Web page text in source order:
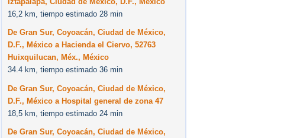
16,2 km, tiempo estimado 28 min
De Gran Sur, Coyoacán, Ciudad de México,
D.F., México a Hacienda el Ciervo, 52763
Huixquilucan, Méx., México
34.4 km, tiempo estimado 36 min
De Gran Sur, Coyoacán, Ciudad de México,
D.F., México a Hospital general de zona 47
18,5 km, tiempo estimado 24 min
De Gran Sur, Coyoacán, Ciudad de México,